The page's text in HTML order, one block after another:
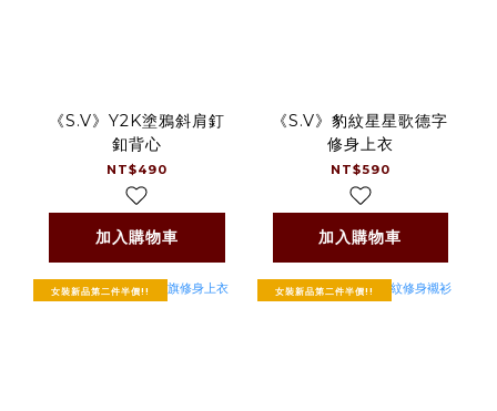
《S.V》Y2K塗鴉斜肩釘
釦背心
NT$490
加入購物車
《S.V》豹紋星星歌德字
修身上衣
NT$590
加入購物車
女裝新品第二件半價!! 女裝新品第二件半價!!